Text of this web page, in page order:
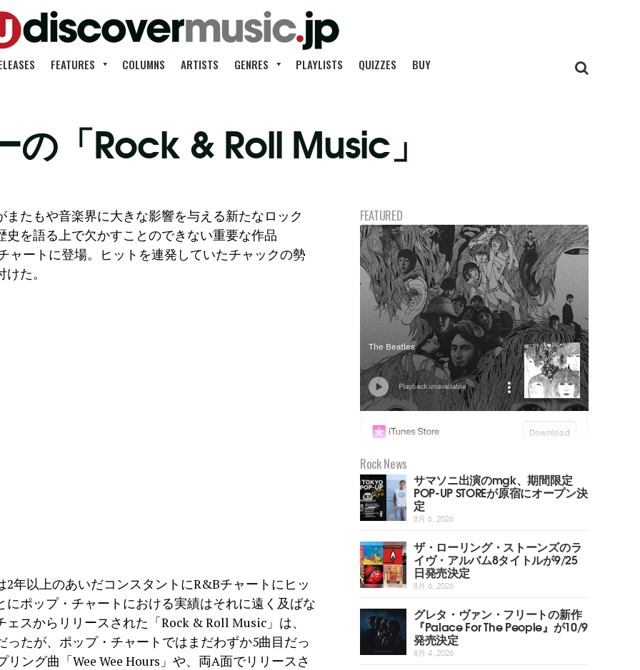
FEATURES COLUMNS ARTISTS GENRES PLAYLISTS QUIZZES BUY
「Rock & Roll Music」
またもや音楽界に大きな影響を与える新たなロック
を語る上で欠かすことのできない重要な作品
ャートに登場。ヒットを連発していたチャックの勢
た。
年以上のあいだコンスタントにR&Bチャートにヒッ
ポップ・チャートにおける実績はそれに遠く及ばな
スからリリースされた「Rock & Roll Music」は、
たが、ポップ・チャートではまだわずか5曲目だっ
ング曲「Wee Wee Hours」や、両A面でリリースさ
FEATURED
Rock News
サマソニ出演のmgk、期間限定
POP-UP STOREが原宿にオープン決
定
8月 6, 2026
ザ・ローリング・ストーンズのラ
イヴ・アルバム8タイトルが9/25
日発売決定
8月 6, 2026
グレタ・ヴァン・フリートの新作
『Palace For The People』が10/9
発売決定
8月 4, 2026